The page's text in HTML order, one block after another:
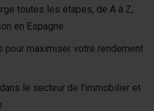
toutes les étapes, de A à Z,
en Espagne.
pour maximiser votre rendement
le secteur de l'immobilier et